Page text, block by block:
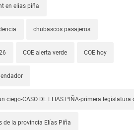
en elias piña
chubascos pasajeros
COE alerta verde COE hoy
ciego-CASO DE ELIAS PIÑA-primera legislatura
de la provincia Elías Piña